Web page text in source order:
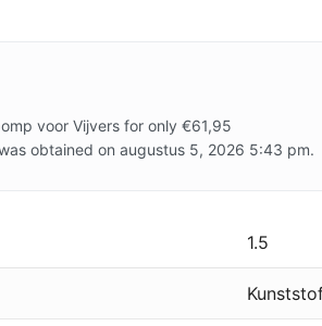
voor Vijvers for only €61,95
obtained on augustus 5, 2026 5:43 pm.
1.5